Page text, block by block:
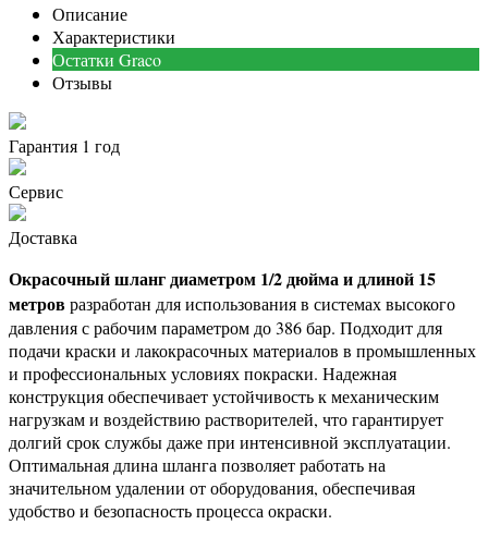
Описание
Характеристики
Остатки Graco
Отзывы
Гарантия 1 год
Сервис
Доставка
Окрасочный шланг диаметром 1/2 дюйма и длиной 15
метровразработан для использования в системах высокого
давления с рабочим параметром до 386 бар. Подходит для
подачи краски и лакокрасочных материалов в промышленных
и профессиональных условиях покраски. Надежная
конструкция обеспечивает устойчивость к механическим
нагрузкам и воздействию растворителей, что гарантирует
долгий срок службы даже при интенсивной эксплуатации.
Оптимальная длина шланга позволяет работать на
значительном удалении от оборудования, обеспечивая
удобство и безопасность процесса окраски.